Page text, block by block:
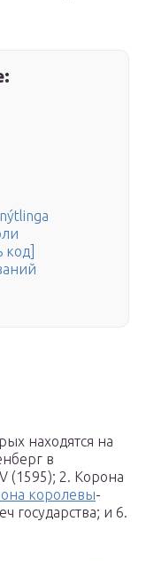
находятся на
в
(1595); 2. Корона
королевы-
государства; и 6.